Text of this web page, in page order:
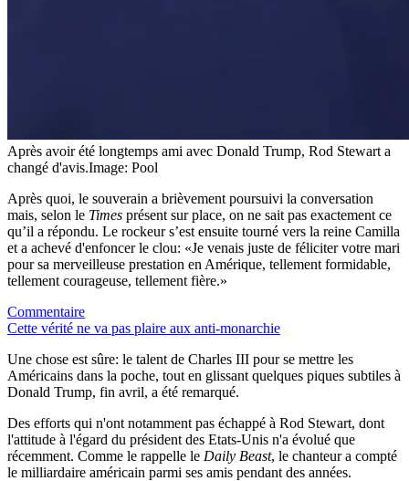
Après avoir été longtemps ami avec Donald Trump, Rod Stewart a
changé d'avis.Image: Pool
Après quoi, le souverain a brièvement poursuivi la conversation
mais, selon le Times présent sur place, on ne sait pas exactement ce
qu’il a répondu. Le rockeur s’est ensuite tourné vers la reine Camilla
et a achevé d'enfoncer le clou: «Je venais juste de féliciter votre mari
pour sa merveilleuse prestation en Amérique, tellement formidable,
tellement courageuse, tellement fière.»
Commentaire
Cette vérité ne va pas plaire aux anti-monarchie
Une chose est sûre: le talent de Charles III pour se mettre les
Américains dans la poche, tout en glissant quelques piques subtiles à
Donald Trump, fin avril, a été remarqué.
Des efforts qui n'ont notamment pas échappé à Rod Stewart, dont
l'attitude à l'égard du président des Etats-Unis n'a évolué que
récemment. Comme le rappelle le Daily Beast, le chanteur a compté
le milliardaire américain parmi ses amis pendant des années.